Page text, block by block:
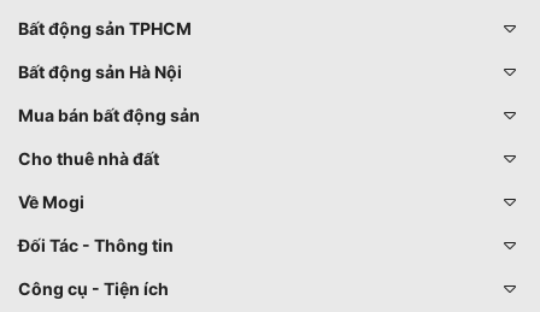
Bất động sản TPHCM
Bất động sản Hà Nội
Mua bán bất động sản
Cho thuê nhà đất
Về Mogi
Đối Tác - Thông tin
Công cụ - Tiện ích